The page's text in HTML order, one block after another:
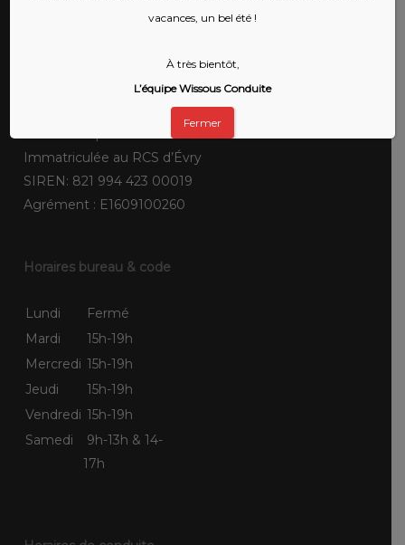
écrivez-nous !
SASU au capital de 8000€
Immatriculée au RCS d’Évry
SIREN: 821 994 423 00019
Agrément : E1609100260
Horaires bureau & code
Lundi
Fermé
Mardi
15h-19h
Mercredi 15h-19h
Jeudi
15h-19h
Vendredi 15h-19h
Samedi
9h-13h & 14-
17h
vacances, un bel été !
À très bientôt,
L’équipe Wissous Conduite
Fermer